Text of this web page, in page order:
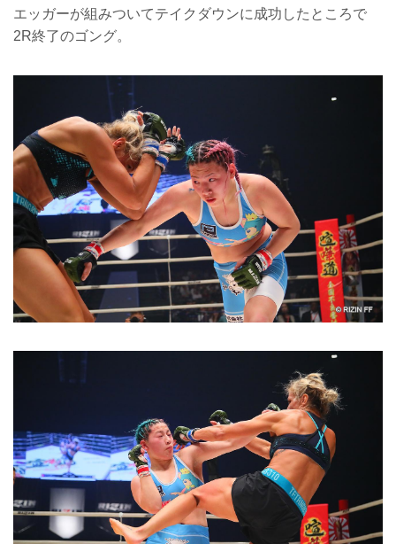
エッガーが組みついてテイクダウンに成功したところで
2R終了のゴング。